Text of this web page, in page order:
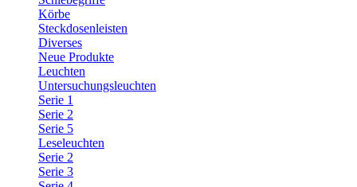
Körbe
Steckdosenleisten
Diverses
Neue Produkte
Leuchten
Untersuchungsleuchten
Serie 1
Serie 2
Serie 5
Leseleuchten
Serie 2
Serie 3